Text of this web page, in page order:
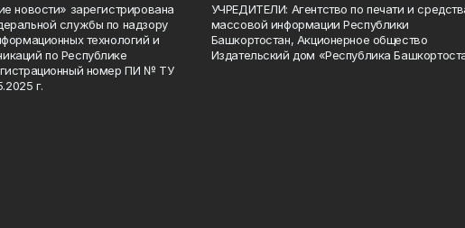
новости» зарегистрирована
службы по надзору
технологий и
по Республике
номер ПИ № ТУ
г.
УЧРЕДИТЕЛИ: Агентство по печати и
массовой информации Республики
Башкортостан, Акционерное общество
Издательский дом «Республика